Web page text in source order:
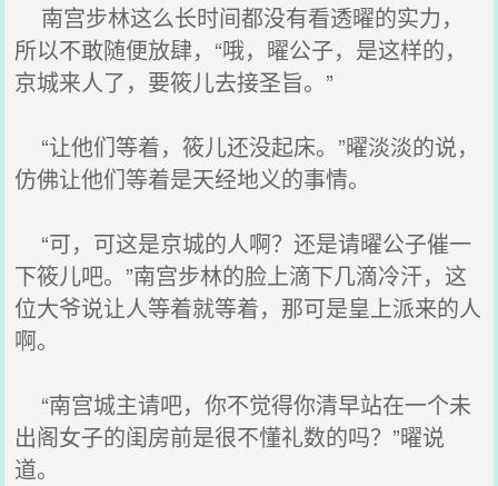
南宫步林这么长时间都没有看透曜的实力，
所以不敢随便放肆，“哦，曜公子，是这样的，
京城来人了，要筱儿去接圣旨。”
“让他们等着，筱儿还没起床。”曜淡淡的说，
仿佛让他们等着是天经地义的事情。
“可，可这是京城的人啊？还是请曜公子催一
下筱儿吧。”南宫步林的脸上滴下几滴冷汗，这
位大爷说让人等着就等着，那可是皇上派来的人
啊。
“南宫城主请吧，你不觉得你清早站在一个未
出阁女子的闺房前是很不懂礼数的吗？”曜说
道。